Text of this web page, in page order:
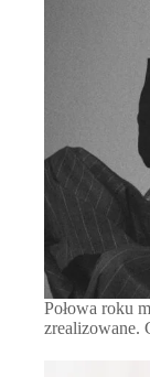
Połowa roku
zrealizowane.